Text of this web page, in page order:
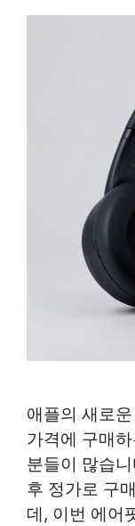
애플의 새로
가격에 구매
분들이 많습
후 정가로 구
데, 이번 에어